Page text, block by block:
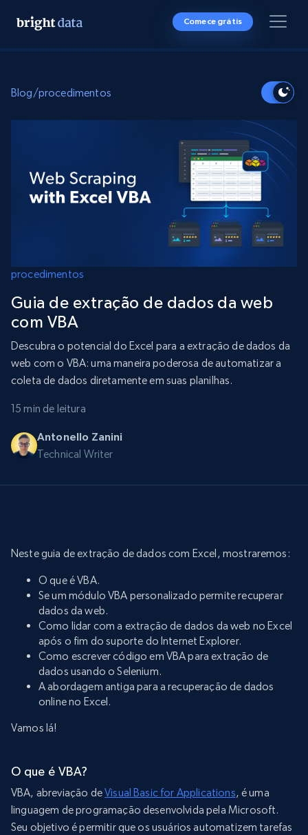
Comece grátis
Blog/procedimentos
procedimentos
Guia de extração de dados da web
com VBA
Descubra o potencial do Excel para a extração de dados da
web com o VBA: uma maneira poderosa de automatizar a
coleta de dados diretamente em suas planilhas.
15 min de leitura
Antonello Zanini
Technical Writer
Neste guia de extração de dados com Excel, mostraremos:
O que é VBA.
Se um módulo VBA personalizado permite recuperar
dados da web.
Como lidar com a extração de dados da web no Excel
após o fim do suporte do Internet Explorer.
Como escrever código em VBA para extração de
dados usando o Selenium.
A abordagem antiga para a recuperação de dados
online no Excel.
Vamos lá!
O que é VBA?
VBA, abreviação deVisual Basic for Applications, é uma
linguagem de programação desenvolvida pela Microsoft.
Seu objetivo é permitir que os usuários automatizem tarefas